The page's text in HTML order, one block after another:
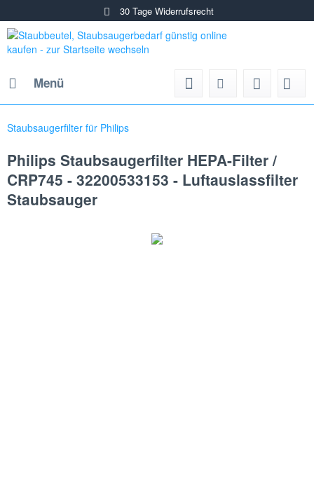
30 Tage Widerrufsrecht
Menü
Staubsaugerfilter für Philips
Philips Staubsaugerfilter HEPA-Filter /
CRP745 - 32200533153 - Luftauslassfilter
Staubsauger